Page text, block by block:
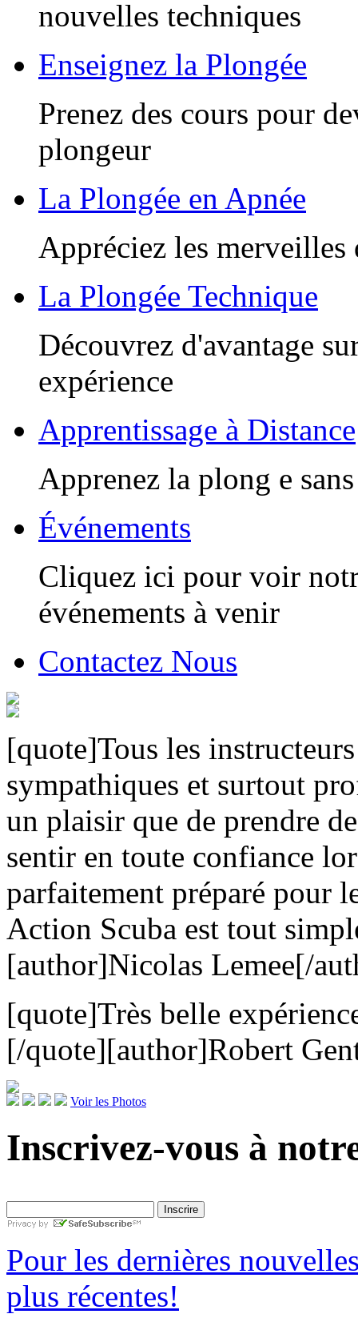
nouvelles techniques
Enseignez la Plongée
Prenez des cours pour
plongeur
La Plongée en Apnée
Appréciez les merveilles
La Plongée Technique
Découvrez d'avantage
expérience
Apprentissage à Distance
Apprenez la plong e
Événements
Cliquez ici pour voir
événements à venir
Contactez Nous
[quote]Tous les
sympathiques et surtout
un plaisir que de prendre
sentir en toute confiance
parfaitement préparé pour
Action Scuba est tout
[author]Nicolas Lemee[/
[quote]Très belle
[/quote][author]Robert
Voir les Photos
Inscrivez-vous à
Pour les dernières
plus récentes!